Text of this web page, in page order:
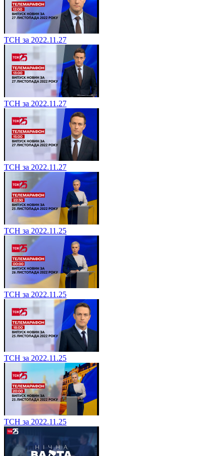
ТСН за 2022.11.27
ТСН за 2022.11.27
ТСН за 2022.11.27
ТСН за 2022.11.25
ТСН за 2022.11.25
ТСН за 2022.11.25
ТСН за 2022.11.25